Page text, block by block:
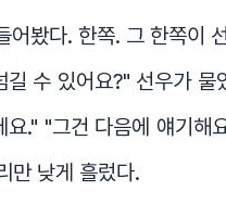
어봤다. 한쪽. 그 한쪽이
수 있어요?" 선우가
." "그건 다음에 얘기해
만 낮게 흘렀다.